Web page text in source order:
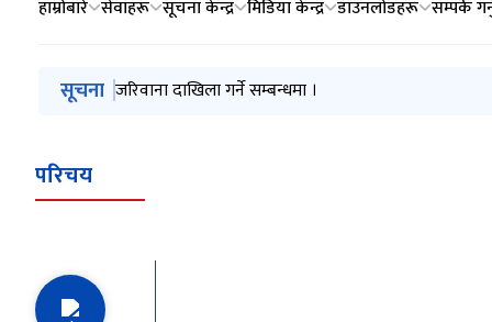
हाम्रोबारे सेवाहरू सूचना केन्द्र मिडिया केन्द्र डाउनलोडहरू सम्पर्क
मुख्य नेभिगेसनमा जानुहोस्
सूचना स्नातक तहमा अध्ययनको सम्बन्धमा छात्रवृत्ति (शिक्षण शुल्क
जरिवाना दाखिला गर्ने सम्बन्धमा ।
प्रदेश स्वंयसेवक शिक्षकको म्याद थप सम्बन्धमा
अन्तर्वार्ता संचालन हुने सम्बन्धी सूचना
अन्तर्वार्ता स्थगित सम्बन्धी सूचना
परिचय